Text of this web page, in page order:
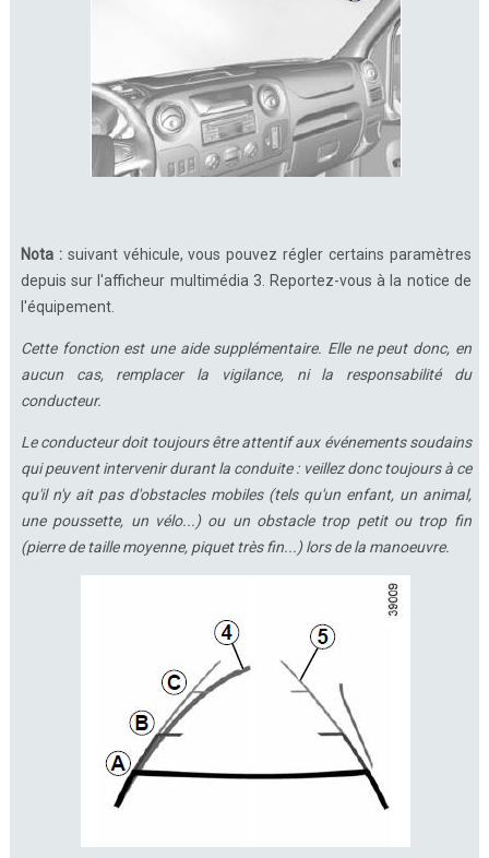
Nota : suivant véhicule, vous pouvez régler certains paramètres
depuis sur l'afficheur multimédia 3. Reportez-vous à la notice de
l'équipement.
Cette fonction est une aide supplémentaire. Elle ne peut donc, en
aucun cas, remplacer la vigilance, ni la responsabilité du
conducteur.
Le conducteur doit toujours être attentif aux événements soudains
qui peuvent intervenir durant la conduite : veillez donc toujours à ce
qu'il n'y ait pas d'obstacles mobiles (tels qu'un enfant, un animal,
une poussette, un vélo...) ou un obstacle trop petit ou trop fin
(pierre de taille moyenne, piquet très fin...) lors de la manoeuvre.